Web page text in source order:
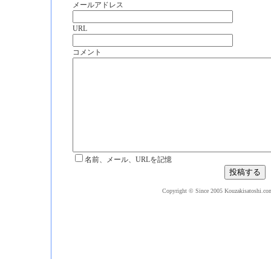
メールアドレス
URL
コメント
名前、メール、URLを記憶
Copyright © Since 2005